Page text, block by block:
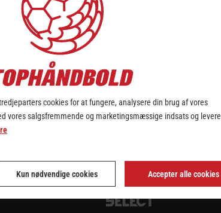
cookies for at fungere, analysere din brug af vores
vores salgsfremmende og marketingsmæssige indsats og levere
Kun nødvendige cookies Accepter alle cookies